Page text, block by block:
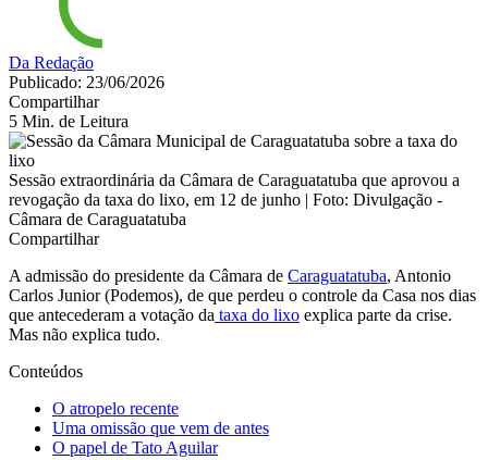
Da Redação
Publicado: 23/06/2026
Compartilhar
5 Min. de Leitura
Sessão extraordinária da Câmara de Caraguatatuba que aprovou a
revogação da taxa do lixo, em 12 de junho | Foto: Divulgação -
Câmara de Caraguatatuba
Compartilhar
A admissão do presidente da Câmara de Caraguatatuba, Antonio
Carlos Junior (Podemos), de que perdeu o controle da Casa nos dias
que antecederam a votação da taxa do lixo explica parte da crise.
Mas não explica tudo.
Conteúdos
O atropelo recente
Uma omissão que vem de antes
O papel de Tato Aguilar